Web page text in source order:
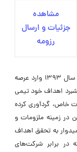
مشاهده
جزئیات و ارسال
رزومه
شرکت تولیدی آکو صنعت تجارت آریا از ابتدای سال ۱۳۹۳ وارد عرصه
اهداف خود تیمی
خاص، گردآوری کرده
در زمینه ملزومات و
به تحقق اهداف
برابر شرکت‌های